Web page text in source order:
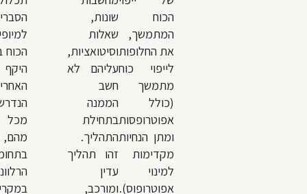
הכוח
המתמשך,
את החלופות
לייפוי כוח
מתמשך
(כולל
אפוטרופסות
ומתן הנחיות
מקדימות
למינוי
אפוטרופוס).
שונות,
שאלות
וסיטואציות,
עליהם לא
חשב
הממנה
בתחילת
התהליך.
זהו תהליך
עדין
ומורכב,
הכוח
היקף
מכל
מהם,